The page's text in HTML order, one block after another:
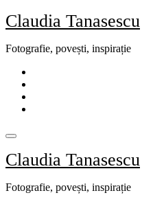
Skip
to
Claudia Tanasescu
Fotografie, povești, inspirație
Claudia Tanasescu
Fotografie, povești, inspirație